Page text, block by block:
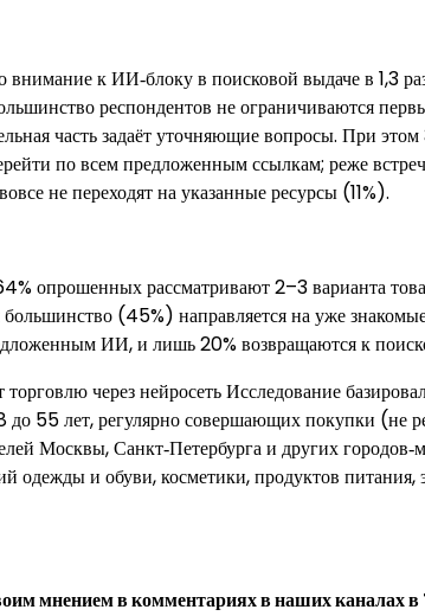
внимание к ИИ‑блоку в поисковой выдаче в 1,3
респондентов не ограничиваются
часть задаёт уточняющие вопросы. При
по всем предложенным ссылкам; реже
не переходят на указанные ресурсы (11%).
опрошенных рассматривают 2–3 варианта
(45%) направляется на уже
ИИ, и лишь 20% возвращаются к
через нейросеть Исследование
до 55 лет, регулярно совершающих покупки (не
Москвы, Санкт‑Петербурга и других
одежды и обуви, косметики, продуктов
мнением в комментариях в наших каналах в